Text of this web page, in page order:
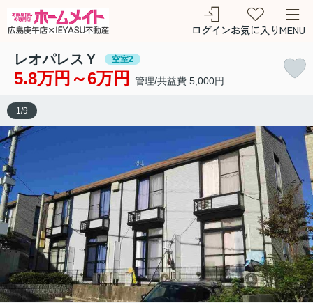
ログインお気に入りMENU
レオパレスＹ 空室2
5.8万円～6万円 管理/共益費 5,000円
1 /9